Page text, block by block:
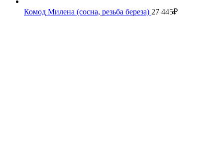
Комод Милена (сосна, резьба береза) 27 445₽